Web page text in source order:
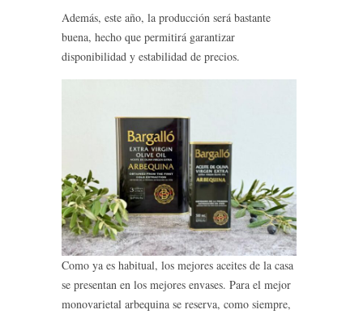
Además, este año, la producción será bastante
buena, hecho que permitirá garantizar
disponibilidad y estabilidad de precios.
Como ya es habitual, los mejores aceites de la casa
se presentan en los mejores envases. Para el mejor
monovarietal arbequina se reserva, como siempre,